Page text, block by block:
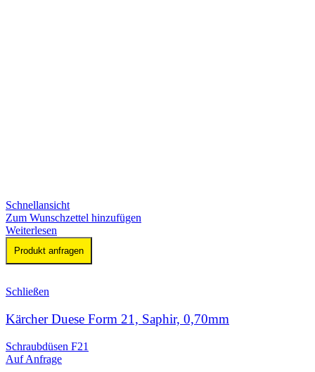
Schnellansicht
Zum Wunschzettel hinzufügen
Weiterlesen
Produkt anfragen
Schließen
Kärcher Duese Form 21, Saphir, 0,70mm
Schraubdüsen F21
Auf Anfrage